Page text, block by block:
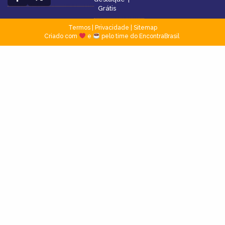
Grátis
Termos| Privacidade
Sitemap
Criado com
e pelo time do EncontraBrasil